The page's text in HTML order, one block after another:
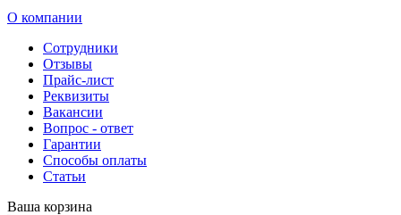
О компании
Сотрудники
Отзывы
Прайс-лист
Реквизиты
Вакансии
Вопрос - ответ
Гарантии
Способы оплаты
Статьи
Ваша корзина